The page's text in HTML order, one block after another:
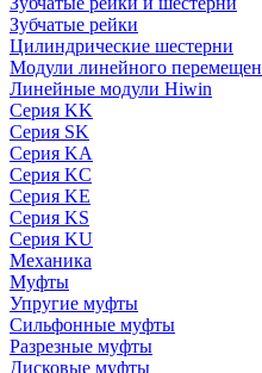
Зубчатые рейки
Цилиндрические шестерни
Модули линейного
Линейные модули Hiwin
Серия KK
Серия SK
Серия KA
Серия KC
Серия KE
Серия KS
Серия KU
Механика
Муфты
Упругие муфты
Сильфонные муфты
Разрезные муфты
Дисковые муфты